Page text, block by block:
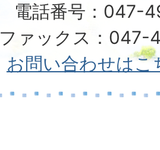
電話番号：047-
ファックス：047-
お問い合わせはこ